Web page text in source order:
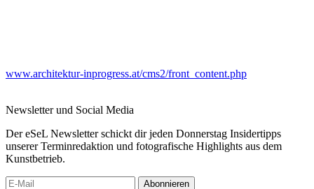
www.architektur-inprogress.at/cms2/front_content.php
Newsletter und Social Media
Der eSeL Newsletter schickt dir jeden Donnerstag Insidertipps
unserer Terminredaktion und fotografische Highlights aus dem
Kunstbetrieb.
Abonnieren